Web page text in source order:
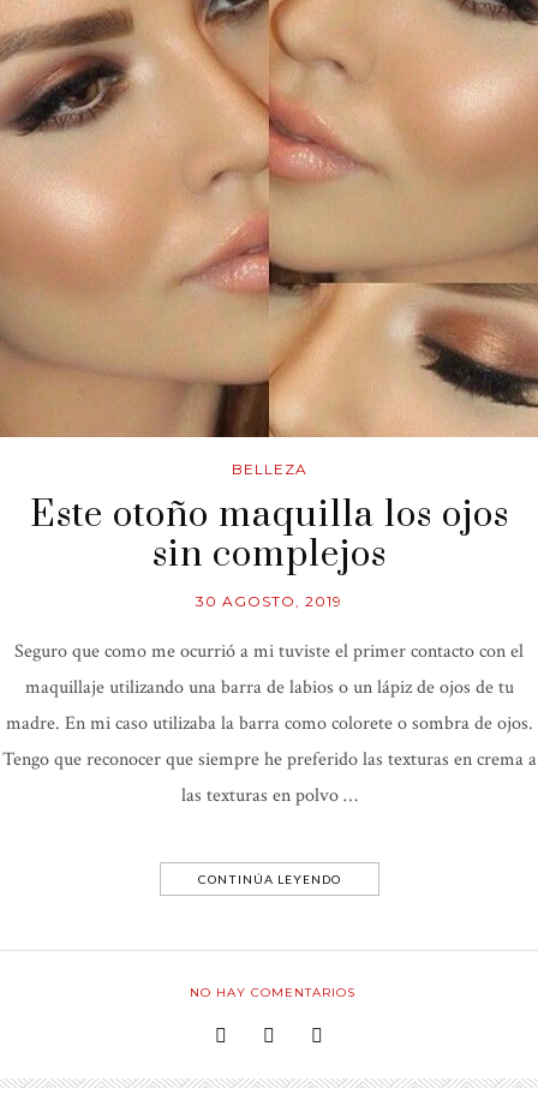
BELLEZA
Este otoño maquilla los ojos
sin complejos
30 AGOSTO, 2019
Seguro que como me ocurrió a mi tuviste el primer contacto con el
maquillaje utilizando una barra de labios o un lápiz de ojos de tu
madre. En mi caso utilizaba la barra como colorete o sombra de ojos.
Tengo que reconocer que siempre he preferido las texturas en crema a
las texturas en polvo …
CONTINÚA LEYENDO
NO HAY COMENTARIOS